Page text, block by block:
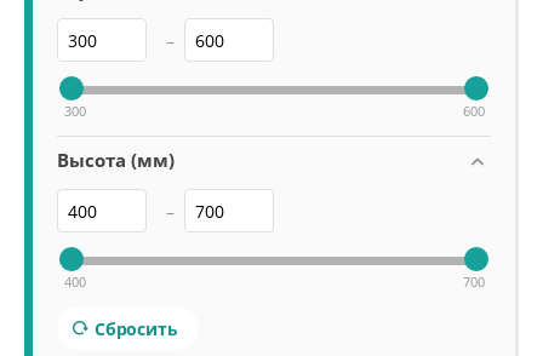
–
300 600
Высота (мм)
–
400 700
Сбросить